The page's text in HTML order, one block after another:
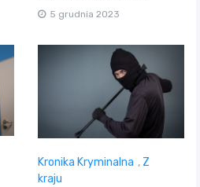
5 grudnia 2023
Kronika Kryminalna , Z
kraju